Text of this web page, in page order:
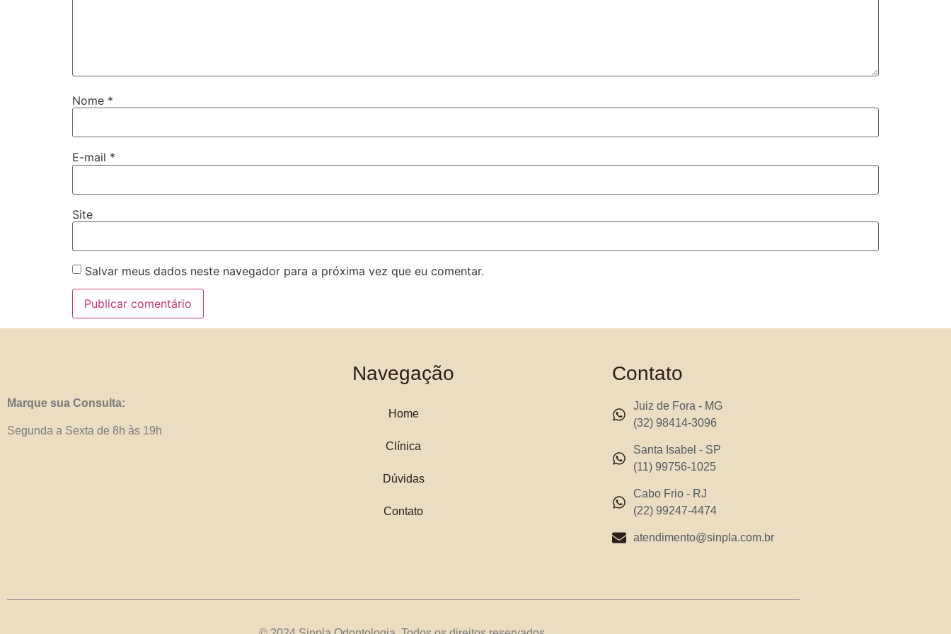
Nome *
E-mail *
Site
Salvar meus dados neste navegador para a próxima vez que eu comentar.
Marque sua Consulta:
Segunda a Sexta de 8h às 19h
Navegação
Home
Clínica
Dúvidas
Contato
Contato
Juiz de Fora - MG
(32) 98414-3096
Santa Isabel - SP
(11) 99756-1025
Cabo Frio - RJ
(22) 99247-4474
atendimento@sinpla.com.br